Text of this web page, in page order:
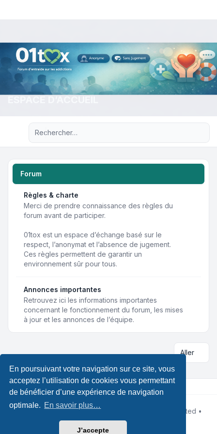
En poursuivant votre navigation sur ce site, vous
acceptez l’utilisation de cookies vous permettant
de bénéficier d’une expérience de navigation
optimale. En savoir plus…
J’accepte
Recherche avancée
Forum
Règles & charte
Merci de prendre connaissance des règles du
forum avant de participer.
01tox est un espace d’échange basé sur le
respect, l’anonymat et l’absence de jugement.
Ces règles permettent de garantir un
environnement sûr pour tous.
Annonces importantes
Retrouvez ici les informations importantes
concernant le fonctionnement du forum, les mises
à jour et les annonces de l’équipe.
Aller
Développé parphpBB® Forum Software © phpBB Limited •
Leenoz
Traduction française officielle©